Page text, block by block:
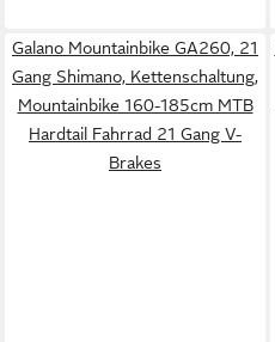
Galano Mountainbike GA260, 21
Gang Shimano, Kettenschaltung,
Mountainbike 160-185cm MTB
Hardtail Fahrrad 21 Gang V-
Brakes